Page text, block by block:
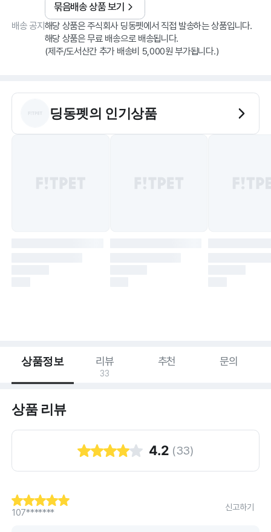
묶음배송 상품 보기
배송 공지해당 상품은 주식회사 딩동펫에서 직접 발송하는 상품입니다.
해당 상품은 무료 배송으로 배송됩니다.
딩동펫의 인기상품
상품정보 리뷰
33
추천 문의
상품 리뷰
4.2 (33)
107*******
신고하기